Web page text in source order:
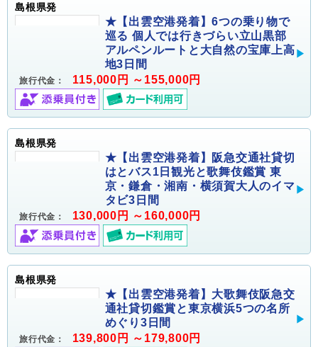
島根県発
★【出雲空港発着】6つの乗り物で
巡る 個人では行きづらい立山黒部
アルペンルートと大自然の宝庫上高
地3日間
旅行代金： 115,000円 ～155,000円
島根県発
★【出雲空港発着】阪急交通社貸切
はとバス1日観光と歌舞伎鑑賞 東
京・鎌倉・湘南・横須賀大人のイマ
タビ3日間
旅行代金： 130,000円 ～160,000円
島根県発
★【出雲空港発着】大歌舞伎阪急交
通社貸切鑑賞と東京横浜5つの名所
めぐり3日間
旅行代金： 139,800円 ～179,800円